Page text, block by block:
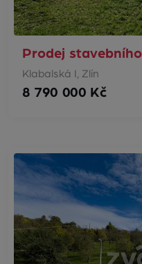
Prodej
Klabalská I, Zlín
8 790 000 Kč